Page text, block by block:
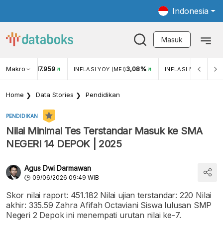
Indonesia
Masuk
Makro
USD/IDR 17.959 INFLASI YOY (MEI)3,08% INFLASI MOM (MEI)
Home Data Stories Pendidikan
PENDIDIKAN
Nilai Minimal Tes Terstandar Masuk ke SMA
NEGERI 14 DEPOK | 2025
Agus Dwi Darmawan
09/06/2026 09:49 WIB
Skor nilai raport: 451.182 Nilai ujian terstandar: 220 Nilai
akhir: 335.59 Zahra Afifah Octaviani Siswa lulusan SMP
Negeri 2 Depok ini menempati urutan nilai ke-7.